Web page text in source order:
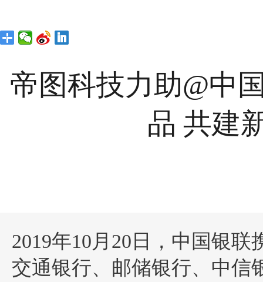
帝图科技力助@中
品 共建
2019年10月20日，中国银
交通银行、邮储银行、中信